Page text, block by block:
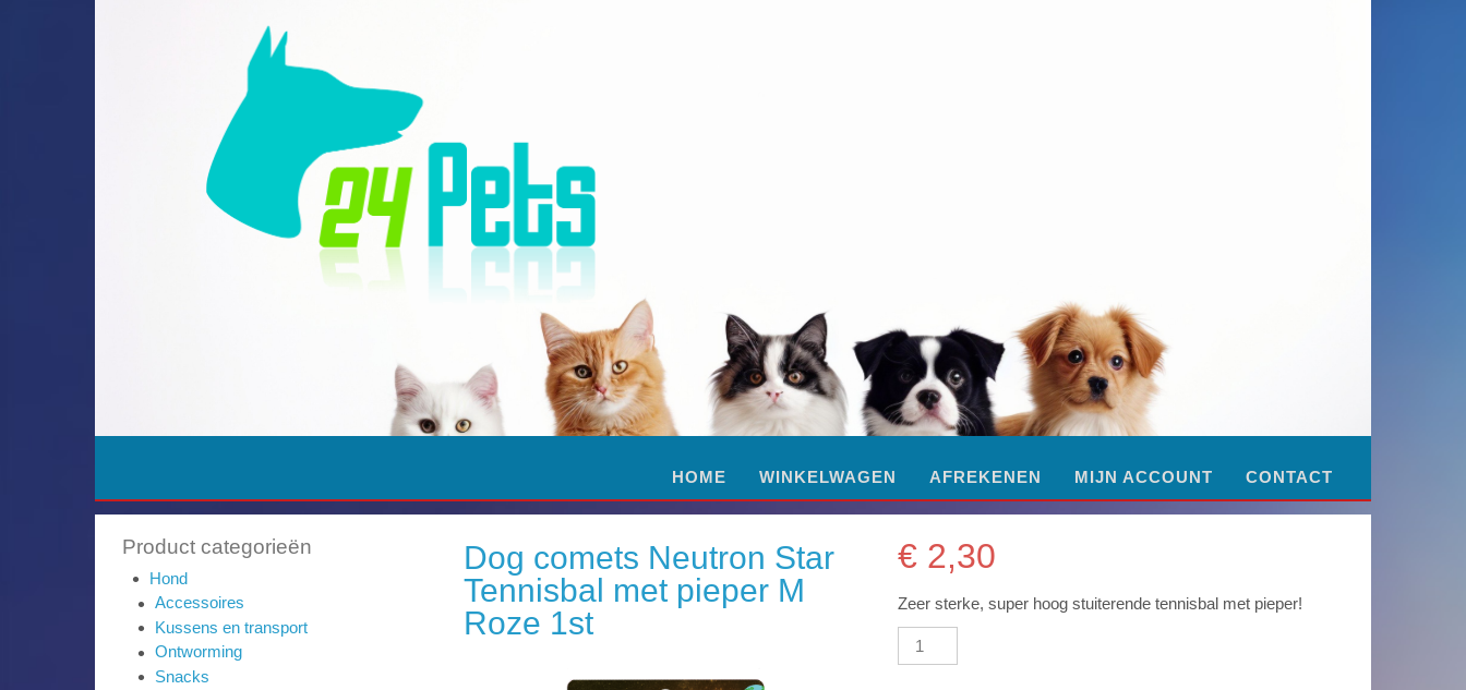
HOME WINKELWAGEN AFREKENEN MIJN ACCOUNT CONTACT
Product categorieën
Hond
Accessoires
Kussens en transport
Ontworming
Snacks
Dog comets Neutron Star
Tennisbal met pieper M
Roze 1st
€ 2,30
Zeer sterke, super hoog stuiterende tennisbal met pieper!
Dog
comets